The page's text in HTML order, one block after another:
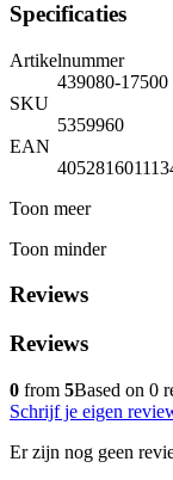
Specificaties
Artikelnummer
439080-17500
SKU
5359960
EAN
Toon meer
Toon minder
Reviews
Reviews
0 from 5Based on 0
Schrijf je eigen
Er zijn nog geen